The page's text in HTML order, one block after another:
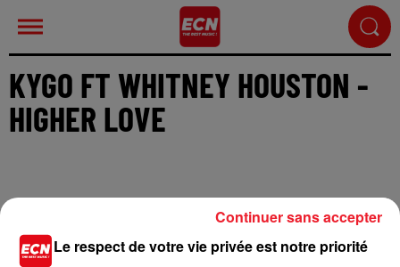
KYGO FT WHITNEY HOUSTON -
HIGHER LOVE
Cet élément est masqué compte-tenu du refus du
dépôt de cookies que vous avez exprimé. Si vous
Le respect de votre vie privée est notre priorité
Continuer sans accepter